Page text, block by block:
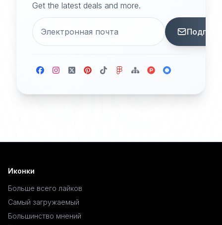
Get the latest deals and more.
Иконки
Больше всего лайков
Самый загружаемый
Большинство мнений